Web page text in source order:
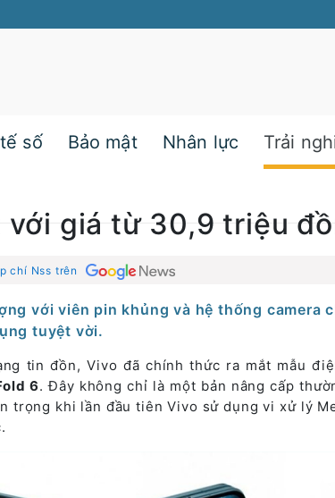
số Bảo mật Nhân lực Trải
với giá từ 30,9 triệu
chí Nss trên
với viên pin khủng và hệ thống camera
tuyệt vời.
tin đồn, Vivo đã chính thức ra mắt mẫu
6. Đây không chỉ là một bản nâng cấp
trọng khi lần đầu tiên Vivo sử dụng vi xử lý